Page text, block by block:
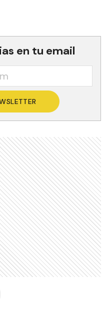
en tu email